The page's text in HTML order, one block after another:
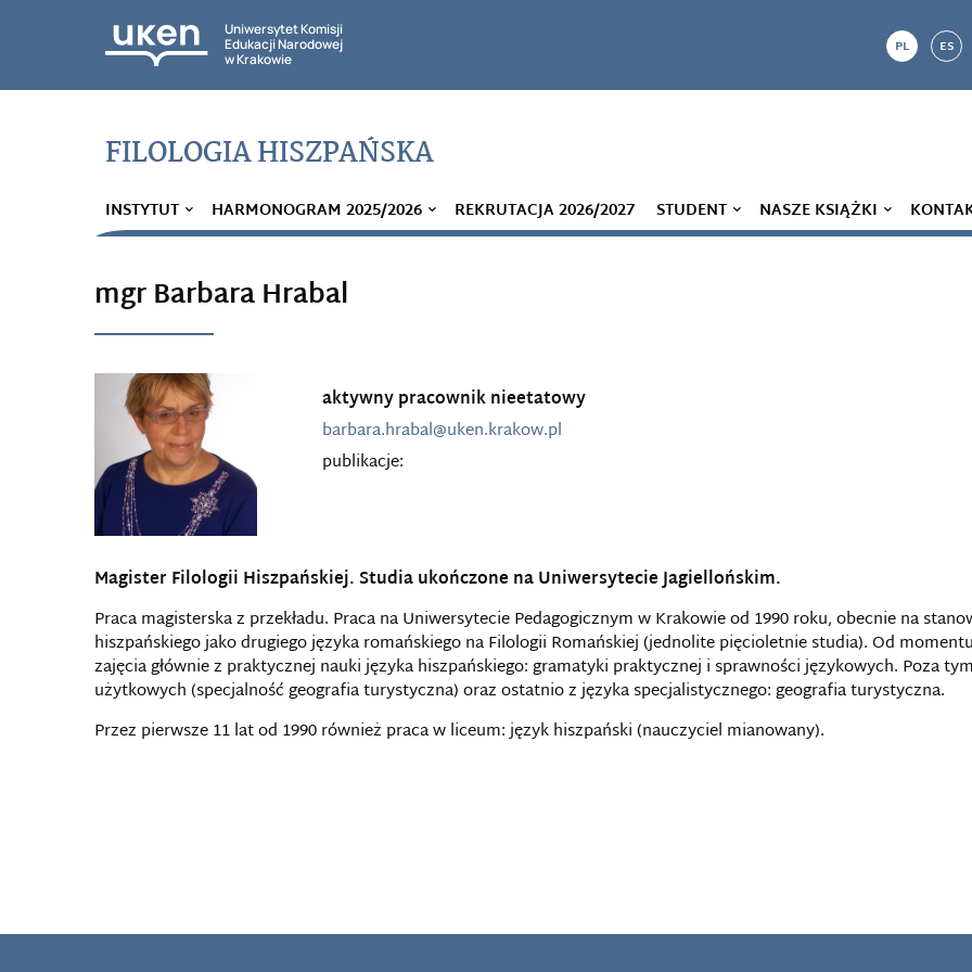
Uniwersytet Komisji
Edukacji Narodowej
w Krakowie
PL ES
FILOLOGIA HISZPAŃSKA
INSTYTUT HARMONOGRAM 2025/2026 REKRUTACJA 2026/2027 STUDENT NASZE KSIĄŻKI
mgr Barbara Hrabal
aktywny pracownik nieetatowy
barbara.hrabal@uken.krakow.pl
publikacje:
Magister Filologii Hiszpańskiej. Studia ukończone na Uniwersytecie Jagiellońskim.
Praca magisterska z przekładu. Praca na Uniwersytecie Pedagogicznym w Krakowie od 1990 roku, obecnie na
hiszpańskiego jako drugiego języka romańskiego na Filologii Romańskiej (jednolite pięcioletnie studia). Od
zajęcia głównie z praktycznej nauki języka hiszpańskiego: gramatyki praktycznej i sprawności językowych. Poza
użytkowych (specjalność geografia turystyczna) oraz ostatnio z języka specjalistycznego: geografia turystyczna.
Przez pierwsze 11 lat od 1990 również praca w liceum: język hiszpański (nauczyciel mianowany).